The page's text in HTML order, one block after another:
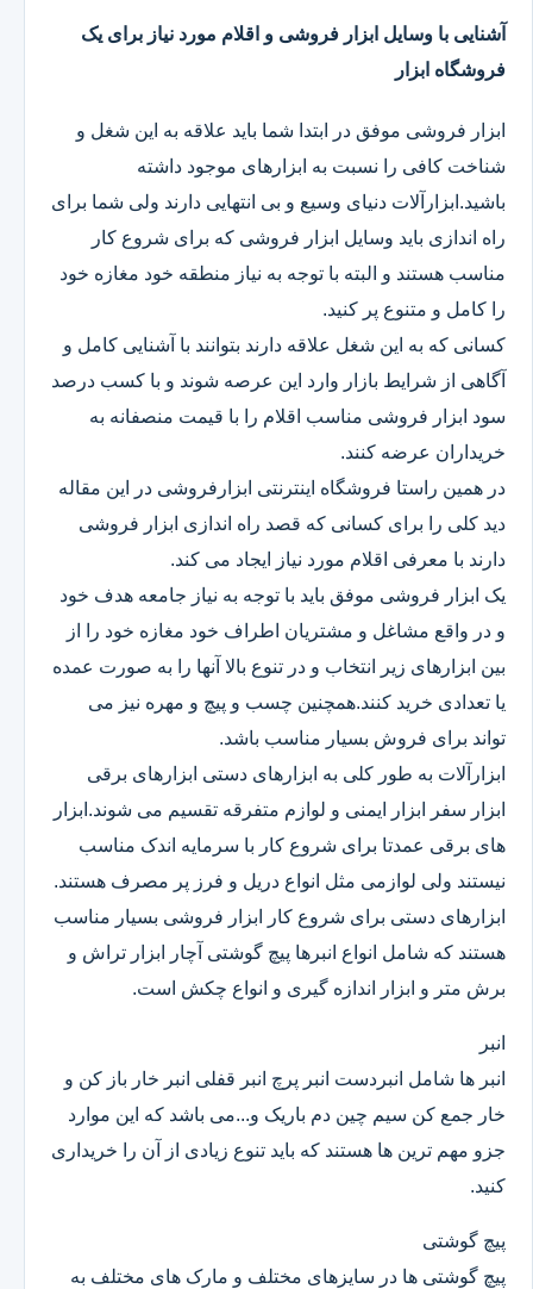
آشنایی با وسایل ابزار فروشی و اقلام مورد نیاز برای یک
فروشگاه ابزار
ابزار فروشی موفق در ابتدا شما باید علاقه به این شغل و
شناخت کافی را نسبت به ابزارهای موجود داشته
باشید.ابزارآلات دنیای وسیع و بی انتهایی دارند ولی شما برای
راه اندازی باید وسایل ابزار فروشی که برای شروع کار
مناسب هستند و البته با توجه به نیاز منطقه خود مغازه خود
را کامل و متنوع پر کنید.
کسانی که به این شغل علاقه دارند بتوانند با آشنایی کامل و
آگاهی از شرایط بازار وارد این عرصه شوند و با کسب درصد
سود ابزار فروشی مناسب اقلام را با قیمت منصفانه به
خریداران عرضه کنند.
در همین راستا فروشگاه اینترنتی ابزارفروشی در این مقاله
دید کلی را برای کسانی که قصد راه اندازی ابزار فروشی
دارند با معرفی اقلام مورد نیاز ایجاد می کند.
یک ابزار فروشی موفق باید با توجه به نیاز جامعه هدف خود
و در واقع مشاغل و مشتریان اطراف خود مغازه خود را از
بین ابزارهای زیر انتخاب و در تنوع بالا آنها را به صورت عمده
یا تعدادی خرید کنند.همچنین چسب و پیچ و مهره نیز می
تواند برای فروش بسیار مناسب باشد.
ابزارآلات به طور کلی به ابزارهای دستی ابزارهای برقی
ابزار سفر ابزار ایمنی و لوازم متفرقه تقسیم می شوند.ابزار
های برقی عمدتا برای شروع کار با سرمایه اندک مناسب
نیستند ولی لوازمی مثل انواع دریل و فرز پر مصرف هستند.
ابزارهای دستی برای شروع کار ابزار فروشی بسیار مناسب
هستند که شامل انواع انبرها پیچ گوشتی آچار ابزار تراش و
برش متر و ابزار اندازه گیری و انواع چکش است.
انبر
انبر ها شامل انبردست انبر پرچ انبر قفلی انبر خار باز کن و
خار جمع کن سیم چین دم باریک و...می باشد که این موارد
جزو مهم ترین ها هستند که باید تنوع زیادی از آن را خریداری
کنید.
پیچ گوشتی
پیچ گوشتی ها در سایزهای مختلف و مارک های مختلف به